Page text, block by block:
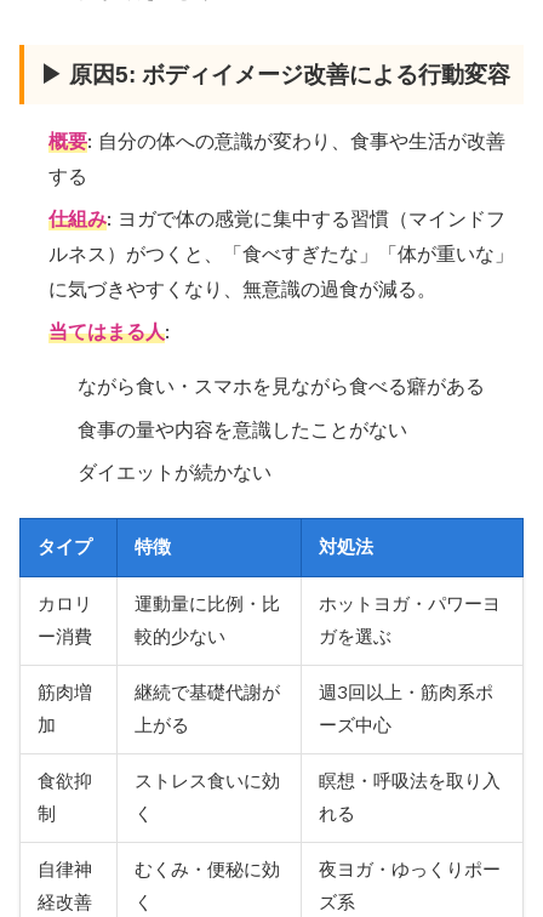
▶ 原因5: ボディイメージ改善による行動変容
概要: 自分の体への意識が変わり、食事や生活が改善
する
仕組み: ヨガで体の感覚に集中する習慣（マインドフ
ルネス）がつくと、「食べすぎたな」「体が重いな」
に気づきやすくなり、無意識の過食が減る。
当てはまる人:
ながら食い・スマホを見ながら食べる癖がある
食事の量や内容を意識したことがない
ダイエットが続かない
タイプ 特徴 対処法
カロリ
ー消費
運動量に比例・比
較的少ない
ホットヨガ・パワーヨ
ガを選ぶ
筋肉増
加
継続で基礎代謝が
上がる
週3回以上・筋肉系ポ
ーズ中心
食欲抑
制
ストレス食いに効
く
瞑想・呼吸法を取り入
れる
自律神
経改善
むくみ・便秘に効
く
夜ヨガ・ゆっくりポー
ズ系